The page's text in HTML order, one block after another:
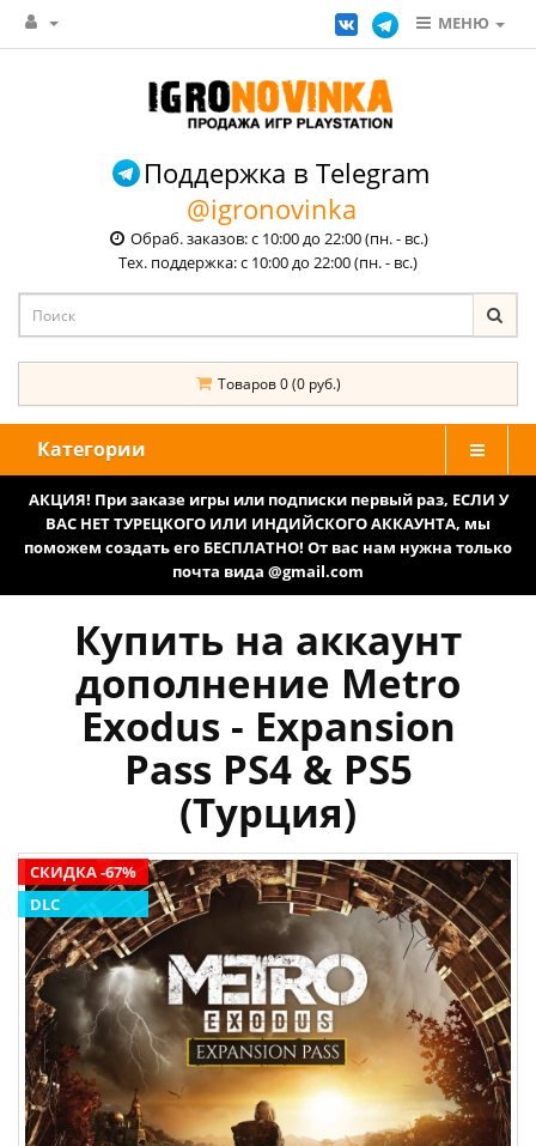
МЕНЮ
Поддержка в Telegram
@igronovinka
Обраб. заказов: с 10:00 до 22:00 (пн. - вс.)
Тех. поддержка: с 10:00 до 22:00 (пн. - вс.)
Товаров 0 (0 руб.)
Категории
АКЦИЯ! При заказе игры или подписки первый раз, ЕСЛИ У
ВАС НЕТ ТУРЕЦКОГО ИЛИ ИНДИЙСКОГО АККАУНТА, мы
поможем создать его БЕСПЛАТНО! От вас нам нужна только
почта вида @gmail.com
Купить на аккаунт
дополнение Metro
Exodus - Expansion
Pass PS4 & PS5
(Турция)
СКИДКА -67%
DLC